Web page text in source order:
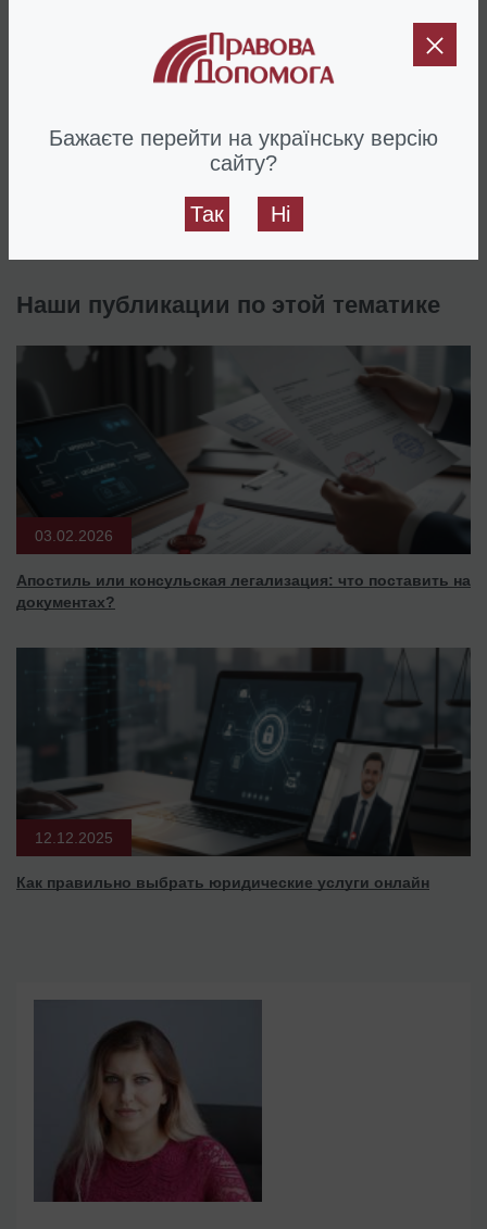
Наши публикации по этой тематике
03.02.2026
Апостиль или консульская легализация: что поставить на
документах?
12.12.2025
Как правильно выбрать юридические услуги онлайн
Бажаєте перейти на українську версію
сайту?
Так Ні